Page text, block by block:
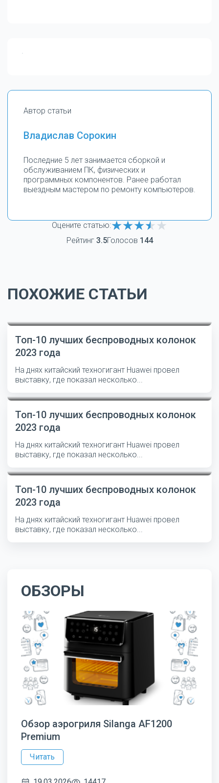
Автор статьи
Владислав Сорокин
Последние 5 лет занимается сборкой и
обслуживанием ПК, физических и
программных компонентов. Ранее работал
выездным мастером по ремонту компьютеров.
Оцените статью:
Рейтинг 3.5Голосов 144
ПОХОЖИЕ СТАТЬИ
Топ-10 лучших беспроводных колонок
2023 года
На днях китайский техногигант Huawei провел
выставку, где показал несколько...
Топ-10 лучших беспроводных колонок
2023 года
На днях китайский техногигант Huawei провел
выставку, где показал несколько...
Топ-10 лучших беспроводных колонок
2023 года
На днях китайский техногигант Huawei провел
выставку, где показал несколько...
ОБЗОРЫ
Обзор аэрогриля Silanga AF1200
Premium
Читать